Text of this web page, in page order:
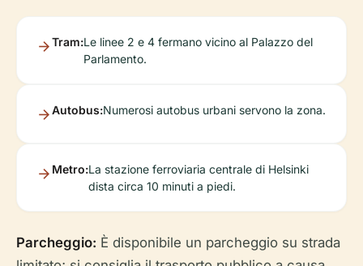
Tram:Le linee 2 e 4 fermano vicino al Palazzo del
Parlamento.
Autobus:Numerosi autobus urbani servono la zona.
Metro:La stazione ferroviaria centrale di Helsinki
dista circa 10 minuti a piedi.
Parcheggio: È disponibile un parcheggio su strada